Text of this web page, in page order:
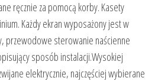
ręcznie za pomocą korby. Kasety
Każdy ekran wyposażony jest w
przewodowe sterowanie naścienne
sposób instalacji.Wysokiej
elektrycznie, najczęściej wybierane